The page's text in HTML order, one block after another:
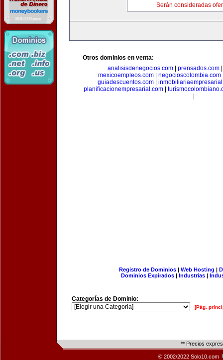
Serán consideradas
Otros dominios en venta:
analisisdenegocios.com
prensados.com
mexicoempleos.com
negocioscolombia.com
guiadescuentos.com
planificacionempresarial.com
Registro de Dominios| Web Hosting |
Dominios Expirados | Industrias |
Categorías de Dominio:
[Pág.
** Precios
© 2002/2022 Solo10.com